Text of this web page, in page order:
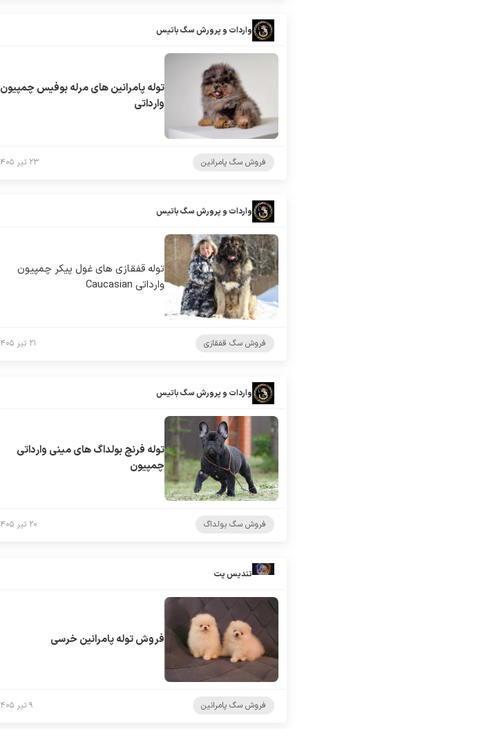
واردات و پرورش سگ باتیس
توله پامرانین های مرله بوفیس چمپیون
وارداتی
فروش سگ پامرانین ۲۳ تیر ۱۴۰۵
واردات و پرورش سگ باتیس
توله قفقازی های غول پیکر چمپیون
وارداتی Caucasian
فروش سگ قفقازی ۲۱ تیر ۱۴۰۵
واردات و پرورش سگ باتیس
توله فرنچ بولداگ های مینی وارداتی
چمپیون
فروش سگ بولداگ ۲۰ تیر ۱۴۰۵
تندیس پت
فروش توله پامرانین خرسی
فروش سگ پامرانین ۹ تیر ۱۴۰۵